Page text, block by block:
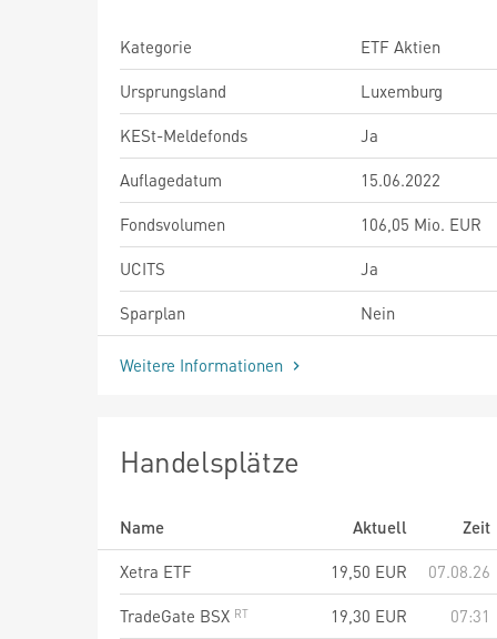
Kategorie
ETF Aktien
Ursprungsland
Luxemburg
KESt-Meldefonds
Ja
Auflagedatum
15.06.2022
Fondsvolumen
106,05 Mio. EUR
UCITS
Ja
Sparplan
Nein
Weitere Informationen
Handelsplätze
Name Aktuell
Zeit
Xetra ETF
19,50 EUR
07.08.26
TradeGate BSX
19,30 EUR
07:31